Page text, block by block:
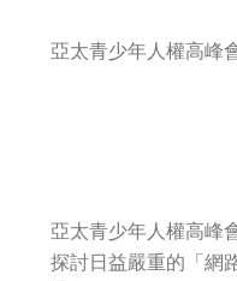
亞太青少年人權高峰
亞太青少年人權高峰
探討日益嚴重的「網